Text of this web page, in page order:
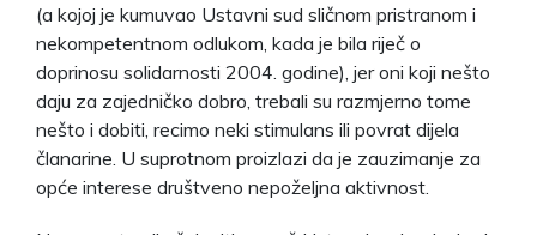
(a kojoj je kumuvao Ustavni sud sličnom pristranom i
nekompetentnom odlukom, kada je bila riječ o
doprinosu solidarnosti 2004. godine), jer oni koji nešto
daju za zajedničko dobro, trebali su razmjerno tome
nešto i dobiti, recimo neki stimulans ili povrat dijela
članarine. U suprotnom proizlazi da je zauzimanje za
opće interese društveno nepoželjna aktivnost.